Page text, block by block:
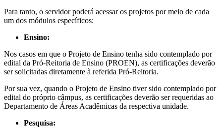
Para tanto, o servidor poderá acessar os projetos por meio de cada
um dos módulos específicos:
Ensino:
Nos casos em que o Projeto de Ensino tenha sido contemplado por
edital da Pró-Reitoria de Ensino (PROEN), as certificações deverão
ser solicitadas diretamente à referida Pró-Reitoria.
Por sua vez, quando o Projeto de Ensino tiver sido contemplado por
edital do próprio câmpus, as certificações deverão ser requeridas ao
Departamento de Áreas Acadêmicas da respectiva unidade.
Pesquisa: